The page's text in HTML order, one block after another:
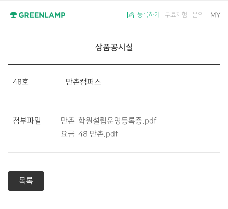
MY
등록하기 무료체험 문의
상품공시실
48호 만촌캠퍼스
첨부파일
만촌_학원설립운영등록증.pdf
요금_48 만촌.pdf
목록